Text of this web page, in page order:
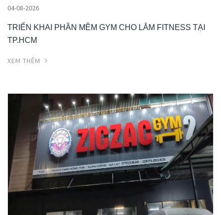
04-08-2026
TRIỂN KHAI PHẦN MỀM GYM CHO LÂM FITNESS TẠI
TP.HCM
XEM THÊM